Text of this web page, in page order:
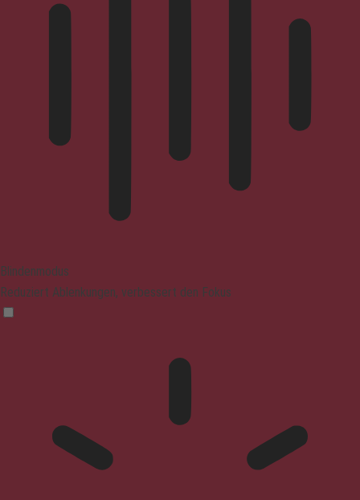
Blindenmodus
Reduziert Ablenkungen, verbessert den Fokus